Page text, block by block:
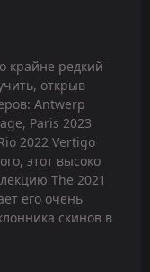
крайне редкий
открыв
Antwerp
Paris 2023
2022 Vertigo
этот высоко
The 2021
его очень
скинов в